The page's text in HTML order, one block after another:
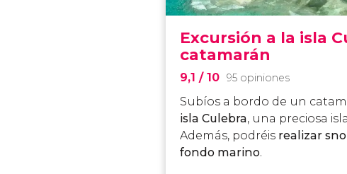
Excursión a la isla
catamarán
9,1/ 10 95 opiniones
Subíos a bordo de un
isla Culebra, una preciosa
Además, podréis realizar
fondo marino.